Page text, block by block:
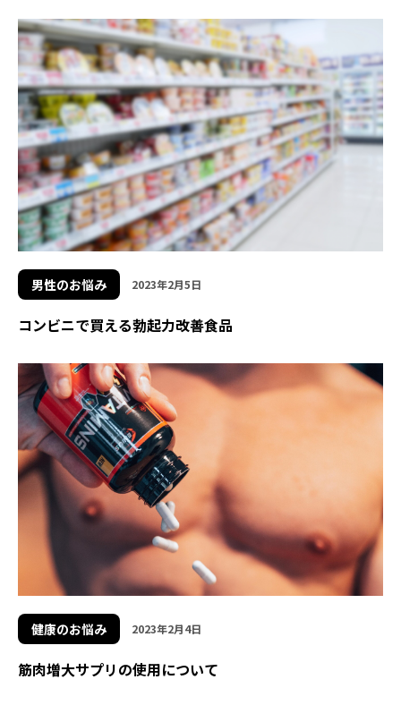
男性のお悩み 2023年2月5日
コンビニで買える勃起力改善食品
健康のお悩み 2023年2月4日
筋肉増大サプリの使用について